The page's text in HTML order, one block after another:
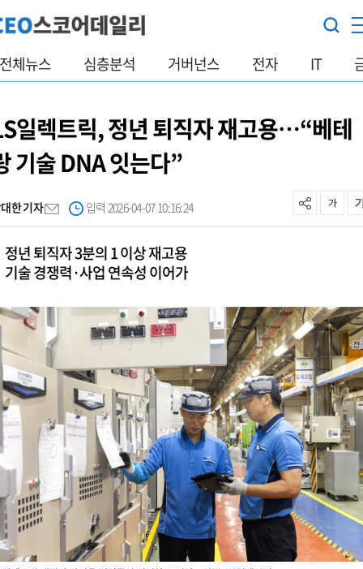
전체뉴스 심층분석 거버넌스 전자 IT
일렉트릭, 정년 퇴직자 재고용…“베테
기술 DNA 잇는다”
한 기자 입력 2026-04-07 10:16:24
정년 퇴직자 3분의 1 이상 재고용
기술 경쟁력·사업 연속성 이어가